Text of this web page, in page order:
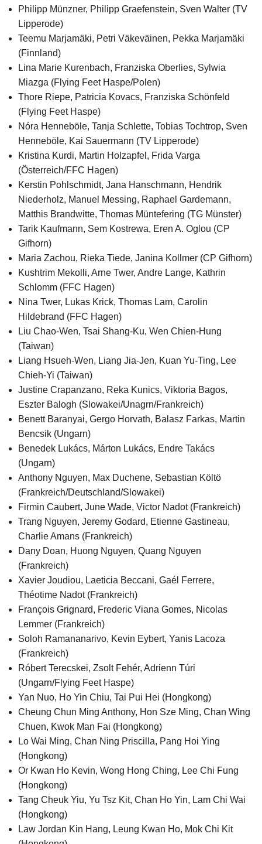
Philipp Münzner, Philipp Graefenstein, Sven Walter (TV
Lipperode)
Teemu Marjamäki, Petri Väkeväinen, Pekka Marjamäki
(Finnland)
Lina Marie Kurenbach, Franziska Oberlies, Sylwia
Miazga (Flying Feet Haspe/Polen)
Thore Riepe, Patricia Kovacs, Franziska Schönfeld
(Flying Feet Haspe)
Nóra Henneböle, Tanja Schlette, Tobias Tochtrop, Sven
Henneböle, Kai Sauermann (TV Lipperode)
Kristina Kurdi, Martin Holzapfel, Frida Varga
(Österreich/FFC Hagen)
Kerstin Pohlschmidt, Jana Hanschmann, Hendrik
Niederholz, Manuel Messing, Raphael Gardemann,
Matthis Brandwitte, Thomas Müntefering (TG Münster)
Tarik Kaufmann, Sem Kostrewa, Eren A. Oglou (CP
Gifhorn)
Maria Zachou, Rieka Tiede, Janina Kollmer (CP Gifhorn)
Kushtrim Mekolli, Arne Twer, Andre Lange, Kathrin
Schlomm (FFC Hagen)
Nina Twer, Lukas Krick, Thomas Lam, Carolin
Hildebrand (FFC Hagen)
Liu Chao-Wen, Tsai Shang-Ku, Wen Chien-Hung
(Taiwan)
Liang Hsueh-Wen, Liang Jia-Jen, Kuan Yu-Ting, Lee
Chieh-Yi (Taiwan)
Justine Crapanzano, Reka Kunics, Viktoria Bagos,
Eszter Balogh (Slowakei/Unagrn/Frankreich)
Benett Baranyai, Gergo Horvath, Balasz Farkas, Martin
Bencsik (Ungarn)
Benedek Lukács, Márton Lukács, Endre Takács
(Ungarn)
Anthony Nguyen, Max Duchene, Sebastian Költö
(Frankreich/Deutschland/Slowakei)
Firmin Caubert, June Wade, Victor Nadot (Frankreich)
Trang Nguyen, Jeremy Godard, Etienne Gastineau,
Charlie Amans (Frankreich)
Dany Doan, Huong Nguyen, Quang Nguyen
(Frankreich)
Xavier Joudiou, Laeticia Beccani, Gaél Ferrere,
Théotime Nadot (Frankreich)
François Grignard, Frederic Viana Gomes, Nicolas
Lemmer (Frankreich)
Soloh Ramananarivo, Kevin Eybert, Yanis Lacoza
(Frankreich)
Róbert Terecskei, Zsolt Fehér, Adrienn Túri
(Ungarn/Flying Feet Haspe)
Yan Nuo, Ho Yin Chiu, Tai Pui Hei (Hongkong)
Cheung Chun Ming Anthony, Hon Sze Ming, Chan Wing
Chuen, Kwok Man Fai (Hongkong)
Lo Wai Ming, Chan Ning Priscilla, Pang Hoi Ying
(Hongkong)
Or Kwan Ho Kevin, Wong Hong Ching, Lee Chi Fung
(Hongkong)
Tang Cheuk Yiu, Yu Tsz Kit, Chan Ho Yin, Lam Chi Wai
(Hongkong)
Law Jordan Kin Hang, Leung Kwan Ho, Mok Chi Kit